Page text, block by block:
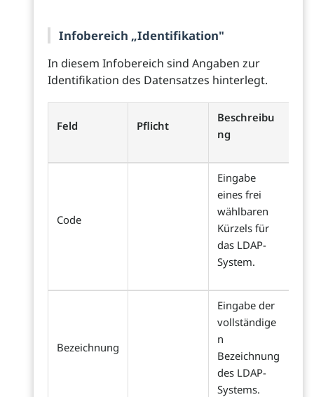
Infobereich „Identifikation"
In diesem Infobereich sind Angaben zur
Identifikation des Datensatzes hinterlegt.
Feld Pflicht
Beschreibu
ng
Code
Eingabe
eines frei
wählbaren
Kürzels für
das LDAP-
System.
Bezeichnung
Eingabe der
vollständige
n
Bezeichnung
des LDAP-
Systems.